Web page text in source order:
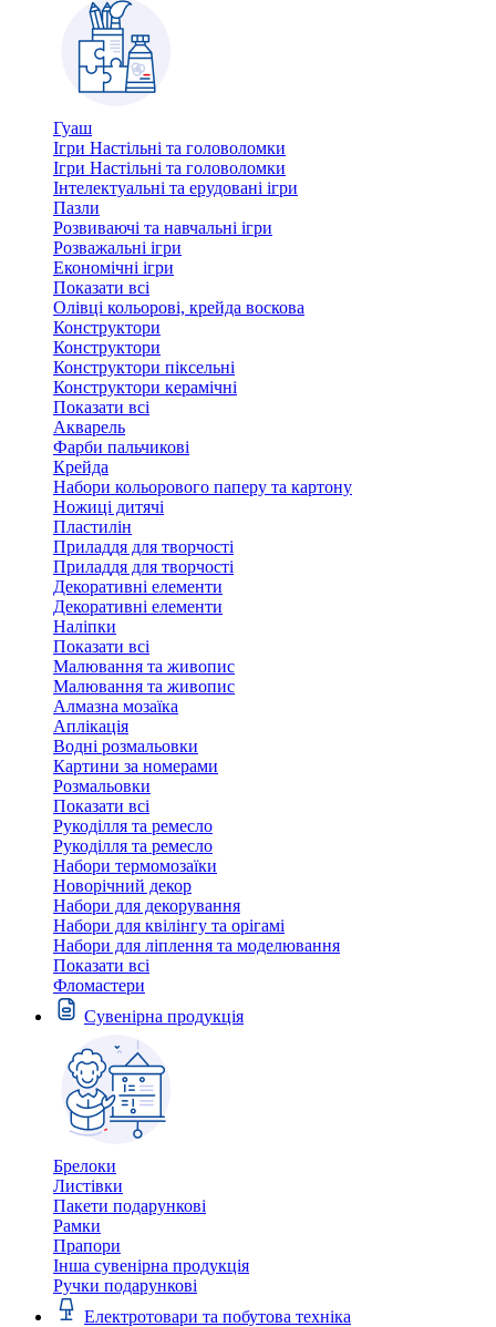
Гуаш
Ігри Настільні та головоломки
Ігри Настільні та головоломки
Інтелектуальні та ерудовані ігри
Пазли
Розвиваючі та навчальні ігри
Розважальні ігри
Економічні ігри
Показати всі
Олівці кольорові, крейда воскова
Конструктори
Конструктори
Конструктори піксельні
Конструктори керамічні
Показати всі
Акварель
Фарби пальчикові
Крейда
Набори кольорового паперу та картону
Ножиці дитячі
Пластилін
Приладдя для творчості
Приладдя для творчості
Декоративні елементи
Декоративні елементи
Налiпки
Показати всі
Малювання та живопис
Малювання та живопис
Алмазна мозаїка
Аплікація
Водні розмальовки
Картини за номерами
Розмальовки
Показати всі
Рукоділля та ремесло
Рукоділля та ремесло
Набори термомозаїки
Новорічний декор
Набори для декорування
Набори для квілінгу та орігамі
Набори для ліплення та моделювання
Показати всі
Фломастери
Сувенірна продукція
Брелоки
Листівки
Пакети подарункові
Рамки
Прапори
Інша сувенірна продукція
Ручки подарункові
Електротовари та побутова техніка